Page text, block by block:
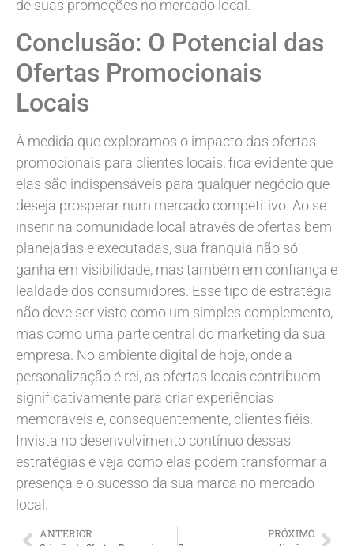
de suas promoções no mercado local.
Conclusão: O Potencial das
Ofertas Promocionais
Locais
À medida que exploramos o impacto das ofertas
promocionais para clientes locais, fica evidente que
elas são indispensáveis para qualquer negócio que
deseja prosperar num mercado competitivo. Ao se
inserir na comunidade local através de ofertas bem
planejadas e executadas, sua franquia não só
ganha em visibilidade, mas também em confiança e
lealdade dos consumidores. Esse tipo de estratégia
não deve ser visto como um simples complemento,
mas como uma parte central do marketing da sua
empresa. No ambiente digital de hoje, onde a
personalização é rei, as ofertas locais contribuem
significativamente para criar experiências
memoráveis e, consequentemente, clientes fiéis.
Invista no desenvolvimento contínuo dessas
estratégias e veja como elas podem transformar a
presença e o sucesso da sua marca no mercado
local.
ANTERIOR PRÓXIMO